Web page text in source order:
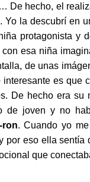
De hecho, el
la descubrí en
protagonista y
esa niña
de unas
es que
De hecho era
de joven y no
ron. Cuando yo
eso ella sentía
que